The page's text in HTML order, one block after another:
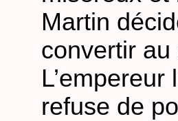
Martin
convertir
refuse de